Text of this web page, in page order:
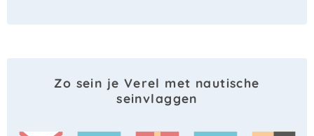
Zo sein je Verel met nautische
seinvlaggen